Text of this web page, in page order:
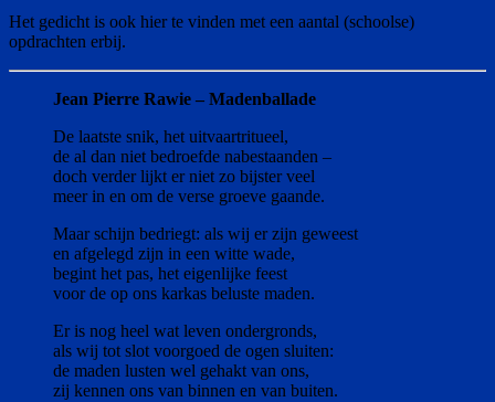
Het gedicht is ook hier te vinden met een aantal (schoolse)
opdrachten erbij.
Jean Pierre Rawie – Madenballade
De laatste snik, het uitvaartritueel,
de al dan niet bedroefde nabestaanden –
doch verder lijkt er niet zo bijster veel
meer in en om de verse groeve gaande.
Maar schijn bedriegt: als wij er zijn geweest
en afgelegd zijn in een witte wade,
begint het pas, het eigenlijke feest
voor de op ons karkas beluste maden.
Er is nog heel wat leven ondergronds,
als wij tot slot voorgoed de ogen sluiten:
de maden lusten wel gehakt van ons,
zij kennen ons van binnen en van buiten.